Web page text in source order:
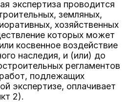
экспертиза проводится
земляных,
хозяйственных
которых может
косвенное воздействие
наследия, и (или) до
регламентов
работ, подлежащих
экспертизе, оплачивает
2).